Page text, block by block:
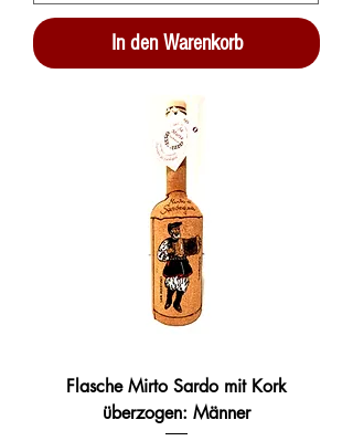
In den Warenkorb
Flasche Mirto Sardo mit Kork
überzogen: Männer